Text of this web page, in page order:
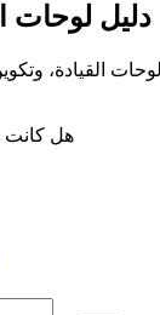
دليل لوحات
القيادة،
هل كانت